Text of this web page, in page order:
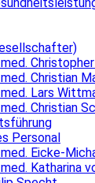
med.
med. Christian
med. Lars
med. Christian
Personal
med. Eicke-
med. Katharina